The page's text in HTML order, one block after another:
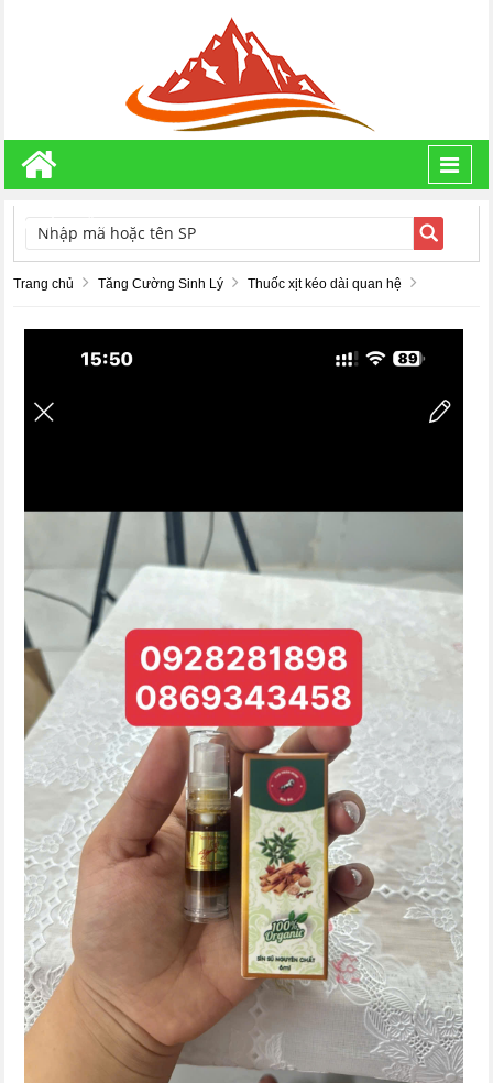
TÌM KIẾM
Trang chủ Tăng Cường Sinh Lý Thuốc xịt kéo dài quan hệ